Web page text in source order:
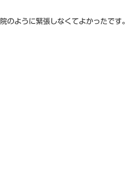
のように緊張しなくてよかったです。